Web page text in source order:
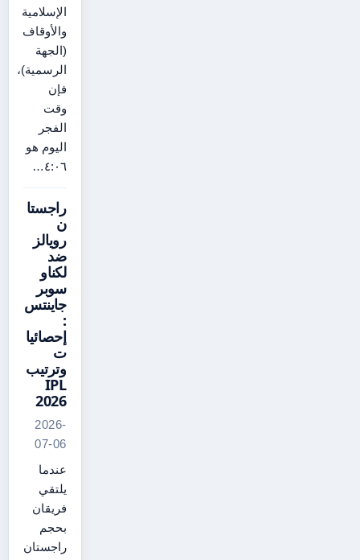
الإسلامية
والأوقاف
(الجهة
الرسمية)،
فإن
وقت
الفجر
اليوم هو
٤:٠٦…
راجستا
ن
رويالز
ضد
لكناو
سوبر
جاينتس
:
إحصائيا
ت
وترتيب
IPL
2026
2026-
07-06
عندما
يلتقي
فريقان
بحجم
راجستان